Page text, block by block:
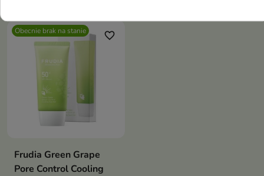
Obecnie brak na stanie favorite_border
Frudia Green Grape
Pore Control Cooling